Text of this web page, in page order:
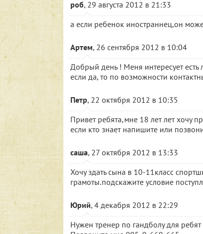
роб, 29 августа 2012 в 21:33
а если ребенок иностраннец,он
Артем, 26 сентября 2012 в 10:04
Добрый день ! Меня интересует
если да, то по возможности
Петр, 22 октября 2012 в 10:35
Привет ребята,мне 18 лет лет хочу
если кто знает напишите или
саша, 27 октября 2012 в 13:33
Хочу здать сына в 10-11класс
грамоты.подскажите условие
Юрий, 4 декабря 2012 в 22:29
Нужен тренер по гандболу для